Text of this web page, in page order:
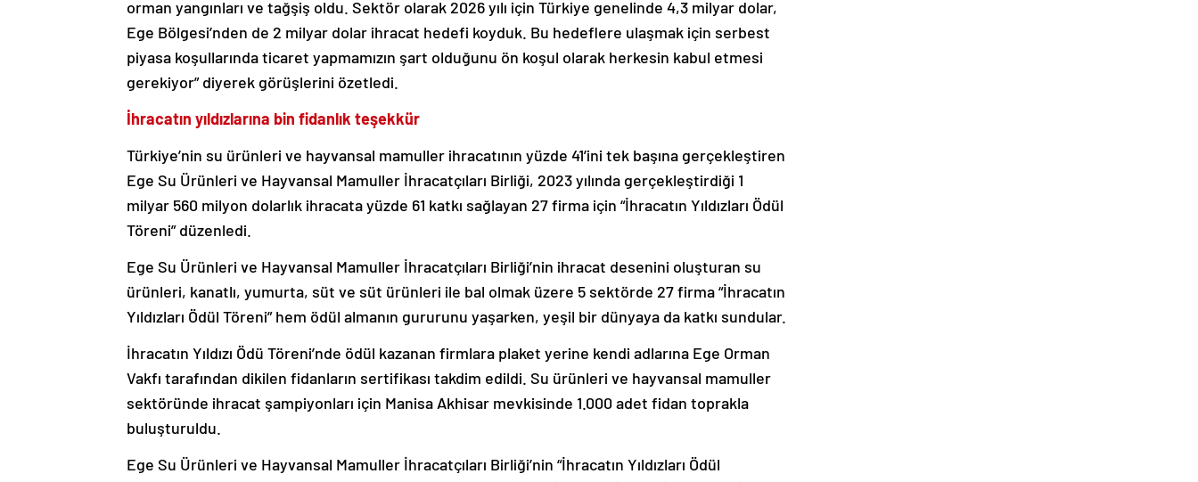
orman yangınları ve tağşiş oldu. Sektör olarak 2026 yılı için Türkiye genelinde 4,3 milyar dolar,
Ege Bölgesi’nden de 2 milyar dolar ihracat hedefi koyduk. Bu hedeflere ulaşmak için serbest
piyasa koşullarında ticaret yapmamızın şart olduğunu ön koşul olarak herkesin kabul etmesi
gerekiyor” diyerek görüşlerini özetledi.
İhracatın yıldızlarına bin fidanlık teşekkür
Türkiye’nin su ürünleri ve hayvansal mamuller ihracatının yüzde 41’ini tek başına gerçekleştiren
Ege Su Ürünleri ve Hayvansal Mamuller İhracatçıları Birliği, 2023 yılında gerçekleştirdiği 1
milyar 560 milyon dolarlık ihracata yüzde 61 katkı sağlayan 27 firma için “İhracatın Yıldızları Ödül
Töreni” düzenledi.
Ege Su Ürünleri ve Hayvansal Mamuller İhracatçıları Birliği’nin ihracat desenini oluşturan su
ürünleri, kanatlı, yumurta, süt ve süt ürünleri ile bal olmak üzere 5 sektörde 27 firma “İhracatın
Yıldızları Ödül Töreni” hem ödül almanın gururunu yaşarken, yeşil bir dünyaya da katkı sundular.
İhracatın Yıldızı Ödü Töreni’nde ödül kazanan firmlara plaket yerine kendi adlarına Ege Orman
Vakfı tarafından dikilen fidanların sertifikası takdim edildi. Su ürünleri ve hayvansal mamuller
sektöründe ihracat şampiyonları için Manisa Akhisar mevkisinde 1.000 adet fidan toprakla
buluşturuldu.
Ege Su Ürünleri ve Hayvansal Mamuller İhracatçıları Birliği’nin “İhracatın Yıldızları Ödül